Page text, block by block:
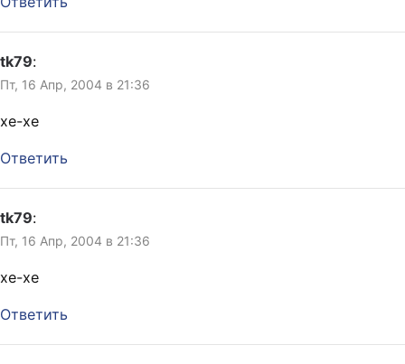
tk79:
Пт, 16 Апр, 2004 в 21:36
хе-хе
Ответить
tk79:
Пт, 16 Апр, 2004 в 21:36
хе-хе
Ответить